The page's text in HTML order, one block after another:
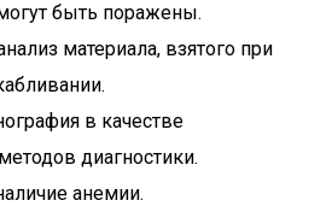
быть поражены.
материала, взятого при
в качестве
диагностики.
анемии.